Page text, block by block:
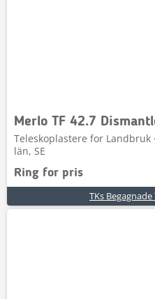
Merlo TF 42.7
Teleskoplastere for Landbruk
län, SE
Ring for pris
TKs